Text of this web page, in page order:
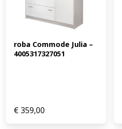
roba Commode Julia –
4005317327051
€359,00